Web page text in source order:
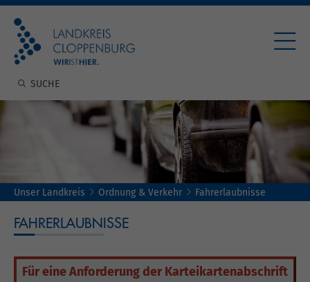
Unser Landkreis Ordnung & Verkehr Fahrerlaubnisse
FAHRERLAUBNISSE
Für eine Anforderung der Karteikartenabschrift